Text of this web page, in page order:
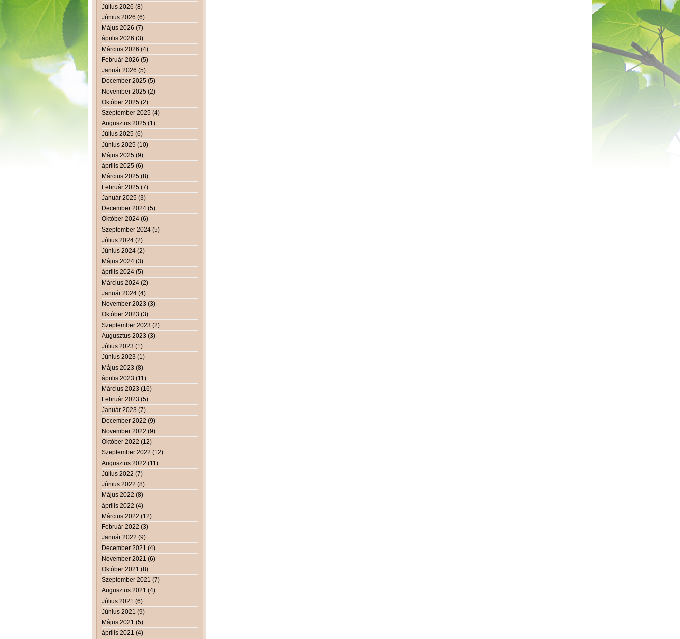
Július 2026 (8)
Június 2026 (6)
Május 2026 (7)
április 2026 (3)
Március 2026 (4)
Február 2026 (5)
Január 2026 (5)
December 2025 (5)
November 2025 (2)
Október 2025 (2)
Szeptember 2025 (4)
Augusztus 2025 (1)
Július 2025 (6)
Június 2025 (10)
Május 2025 (9)
április 2025 (6)
Március 2025 (8)
Február 2025 (7)
Január 2025 (3)
December 2024 (5)
Október 2024 (6)
Szeptember 2024 (5)
Július 2024 (2)
Június 2024 (2)
Május 2024 (3)
április 2024 (5)
Március 2024 (2)
Január 2024 (4)
November 2023 (3)
Október 2023 (3)
Szeptember 2023 (2)
Augusztus 2023 (3)
Július 2023 (1)
Június 2023 (1)
Május 2023 (8)
április 2023 (11)
Március 2023 (16)
Február 2023 (5)
Január 2023 (7)
December 2022 (9)
November 2022 (9)
Október 2022 (12)
Szeptember 2022 (12)
Augusztus 2022 (11)
Július 2022 (7)
Június 2022 (8)
Május 2022 (8)
április 2022 (4)
Március 2022 (12)
Február 2022 (3)
Január 2022 (9)
December 2021 (4)
November 2021 (6)
Október 2021 (8)
Szeptember 2021 (7)
Augusztus 2021 (4)
Július 2021 (6)
Június 2021 (9)
Május 2021 (5)
április 2021 (4)